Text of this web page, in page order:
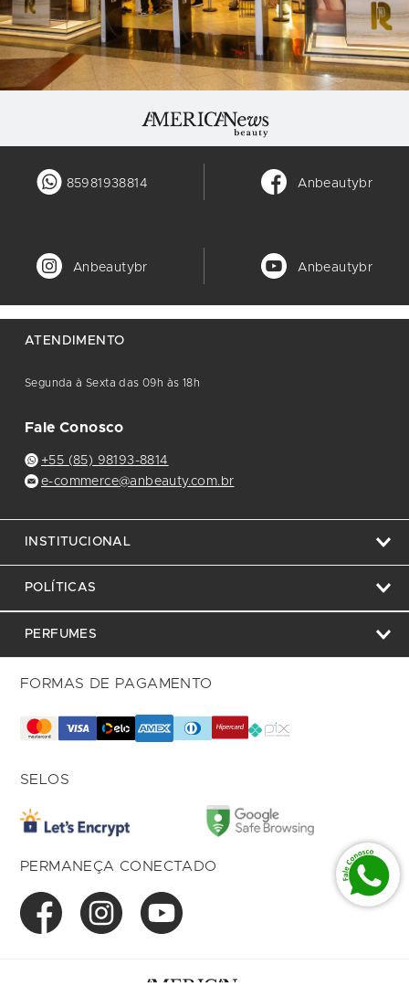
85981938814 Anbeautybr
Anbeautybr Anbeautybr
ATENDIMENTO
Segunda à Sexta das 09h às 18h
Fale Conosco
+55 (85) 98193-8814
e-commerce@anbeauty.com.br
INSTITUCIONAL
POLÍTICAS
PERFUMES
FORMAS DE PAGAMENTO
SELOS
PERMANEÇA CONECTADO